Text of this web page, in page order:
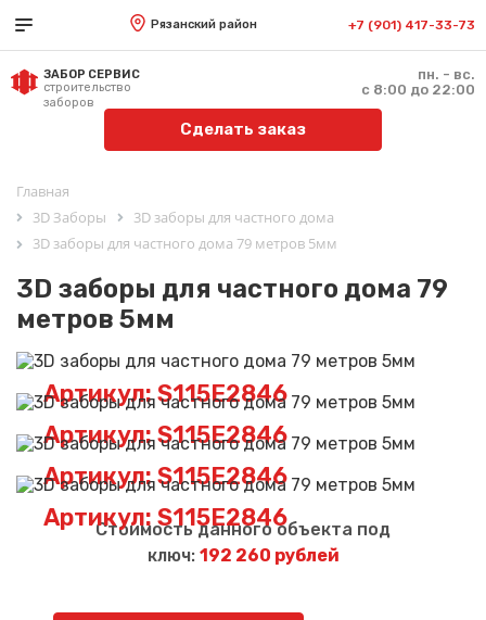
Рязанский район +7 (901) 417-33-73
ЗАБОР СЕРВИС
строительство
заборов
пн. - вс.
с 8:00 до 22:00
Сделать заказ
Главная
3D Заборы
3D заборы для частного дома
3D заборы для частного дома 79 метров 5мм
3D заборы для частного дома 79
метров 5мм
Артикул: S115E2846
Артикул: S115E2846
Артикул: S115E2846
Артикул: S115E2846
Стоимость данного объекта под
ключ: 192 260 рублей